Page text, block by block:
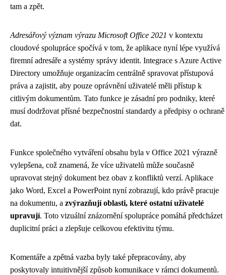
tam a zpět.
Adresářový význam výrazu Microsoft Office 2021 v kontextu
cloudové spolupráce spočívá v tom, že aplikace nyní lépe využívá
firemní adresáře a systémy správy identit. Integrace s Azure Active
Directory umožňuje organizacím centrálně spravovat přístupová
práva a zajistit, aby pouze oprávnění uživatelé měli přístup k
citlivým dokumentům. Tato funkce je zásadní pro podniky, které
musí dodržovat přísné bezpečnostní standardy a předpisy o ochraně
dat.
Funkce společného vytváření obsahu byla v Office 2021 výrazně
vylepšena, což znamená, že více uživatelů může současně
upravovat stejný dokument bez obav z konfliktů verzí. Aplikace
jako Word, Excel a PowerPoint nyní zobrazují, kdo právě pracuje
na dokumentu, a zvýrazňují oblasti, které ostatní uživatelé
upravují. Toto vizuální znázornění spolupráce pomáhá předcházet
duplicitní práci a zlepšuje celkovou efektivitu týmu.
Komentáře a zpětná vazba byly také přepracovány, aby
poskytovaly intuitivnější způsob komunikace v rámci dokumentů.